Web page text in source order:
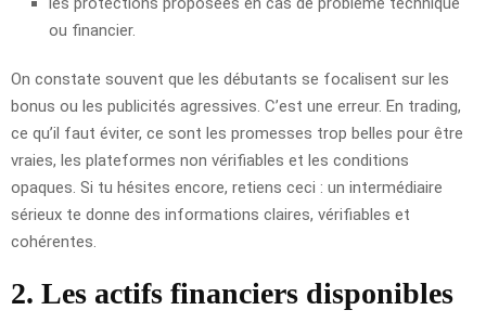
ou financier.
On constate souvent que les débutants se focalisent sur les
bonus ou les publicités agressives. C’est une erreur. En trading,
ce qu’il faut éviter, ce sont les promesses trop belles pour être
vraies, les plateformes non vérifiables et les conditions
opaques. Si tu hésites encore, retiens ceci : un intermédiaire
sérieux te donne des informations claires, vérifiables et
cohérentes.
2. Les actifs financiers disponibles